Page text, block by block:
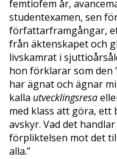
femtiofem år,
studentexamen, sen
författarframgångar,
från äktenskapet och
livskamrat i
hon förklarar som den
har ägnat och ägnar
kalla utvecklingsresa
med klass att göra,
avskyr. Vad det
förpliktelsen mot det
alla.”